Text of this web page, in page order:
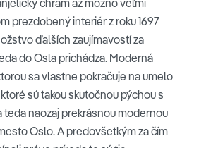
chrám až možno veľmi
prezdobený interiér z roku 1697
ďalších zaujímavostí za
do Osla prichádza. Moderná
sa vlastne pokračuje na umelo
sú takou skutočnou pýchou s
teda naozaj prekrásnou modernou
Oslo. A predovšetkým za čím